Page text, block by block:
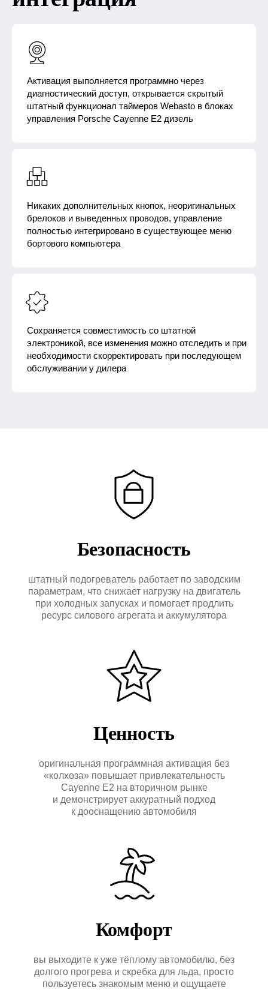
Активация выполняется программно через
диагностический доступ, открывается скрытый
штатный функционал таймеров Webasto в блоках
управления Porsche Cayenne E2 дизель​
Никаких дополнительных кнопок, неоригинальных
брелоков и выведенных проводов, управление
полностью интегрировано в существующее меню
бортового компьютера
Сохраняется совместимость со штатной
электроникой, все изменения можно отследить и при
необходимости скорректировать при последующем
обслуживании у дилера
Безопасность
штатный подогреватель работает по заводским
параметрам, что снижает нагрузку на двигатель
при холодных запусках и помогает продлить
ресурс силового агрегата и аккумулятора
Ценность
оригинальная программная активация без
«колхоза» повышает привлекательность
Cayenne E2 на вторичном рынке
и демонстрирует аккуратный подход
к дооснащению автомобиля​
Комфорт
вы выходите к уже тёплому автомобилю, без
долгого прогрева и скребка для льда, просто
пользуетесь знакомым меню и ощущаете
на вопросы
и мы перезвоним
Оригинальное дооснащение
автомобилей Porsche
ПРИМЕРЫ
РАБОТ
КОМПАНИИ
+7 495 760-76-56
Москва, ул. 1-я Магистральная д. 8, с. 7